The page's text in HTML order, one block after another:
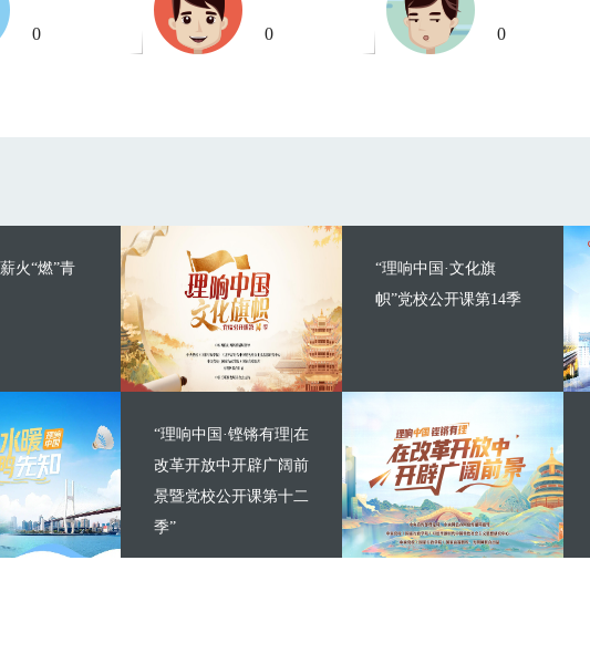
0 0 0
火“燃”青
“理响中国·文化旗
帜”党校公开课第14季
“理响中国·铿锵有理|在
改革开放中开辟广阔前
景暨党校公开课第十二
季”